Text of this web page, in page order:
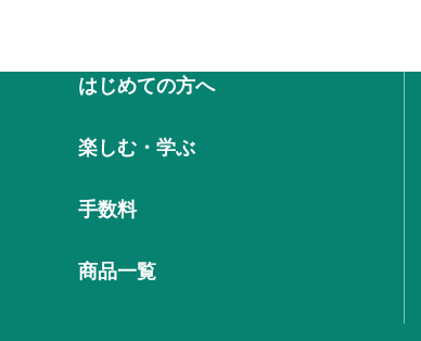
はじめての方へ
楽しむ・学ぶ
手数料
商品一覧